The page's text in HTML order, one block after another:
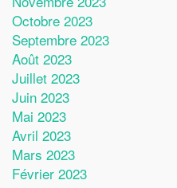
Octobre 2023
Septembre 2023
Août 2023
Juillet 2023
Juin 2023
Mai 2023
Avril 2023
Mars 2023
Février 2023